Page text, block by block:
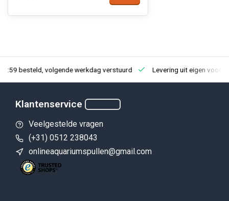
besteld, volgende werkdag verstuurd Levering uit eigen
Klantenservice
Veelgestelde vragen
(+31) 0512 238043
onlineaquariumspullen@gmail.com